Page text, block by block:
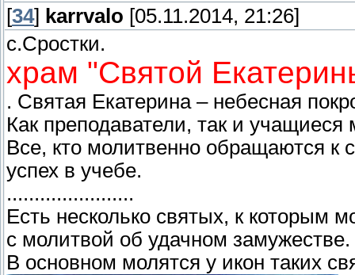
[34] karrvalo [05.11.2014, 21:26]
с.Сростки.
храм "Святой
. Святая Екатерина – небесная
Как преподаватели, так и
Все, кто молитвенно обращаются к
успех в учебе.
.......................
Есть несколько святых, к которым
с молитвой об удачном замужестве.
В основном молятся у икон таких